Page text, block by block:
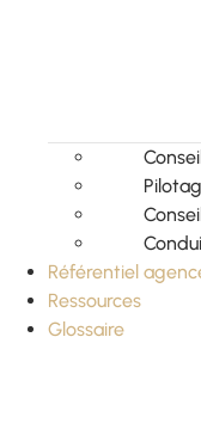
Référentiel
Ressources
Glossaire